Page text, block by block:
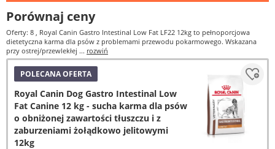
Porównaj ceny
Oferty: 8 , Royal Canin Gastro Intestinal Low Fat LF22 12kg to pełnoporcjowa
dietetyczna karma dla psów z problemami przewodu pokarmowego. Wskazana
przy ostrej/przewlekłej ... rozwiń
POLECANA OFERTA
Royal Canin Dog Gastro Intestinal Low
Fat Canine 12 kg - sucha karma dla psów
o obniżonej zawartości tłuszczu i z
zaburzeniami żołądkowo jelitowymi
12kg